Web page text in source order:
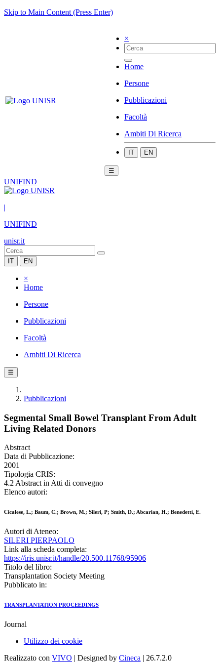
Skip to Main Content (Press Enter)
×
Home
Persone
Pubblicazioni
Facoltà
Ambiti Di Ricerca
IT EN
☰
UNIFIND
|
UNIFIND
unisr.it
IT EN
×
Home
Persone
Pubblicazioni
Facoltà
Ambiti Di Ricerca
☰
Pubblicazioni
Segmental Small Bowel Transplant From Adult
Living Related Donors
Abstract
Data di Pubblicazione:
2001
Tipologia CRIS:
4.2 Abstract in Atti di convegno
Elenco autori:
Cicalese, L.; Baum, C.; Brown, M.; Sileri, P; Smith, D.; Abcarian, H.; Benedetti, E.
Autori di Ateneo:
SILERI PIERPAOLO
Link alla scheda completa:
https://iris.unisr.it/handle/20.500.11768/95906
Titolo del libro:
Transplantation Society Meeting
Pubblicato in:
TRANSPLANTATION PROCEEDINGS
Journal
Utilizzo dei cookie
Realizzato con VIVO | Designed by Cineca | 26.7.2.0